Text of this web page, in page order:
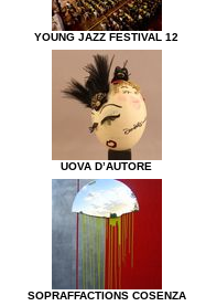
YOUNG JAZZ FESTIVAL 12
UOVA D’AUTORE
SOPRAFFACTIONS COSENZA